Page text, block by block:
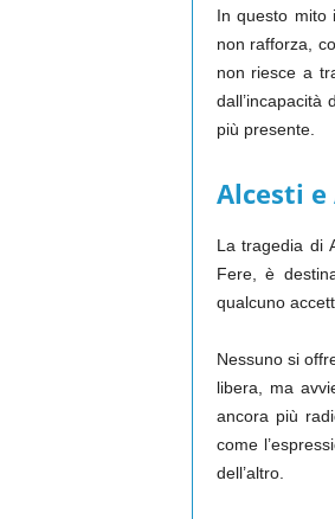
In questo mito
non rafforza,
non riesce a
dall’incapacità
più presente.
Alcesti
La tragedia di
Fere, è
qualcuno
Nessuno si
libera, ma
ancora più
come
dell’altro.